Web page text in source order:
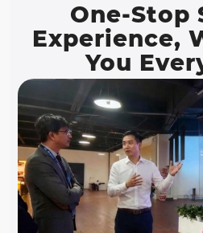
One-Stop
Experience,
You